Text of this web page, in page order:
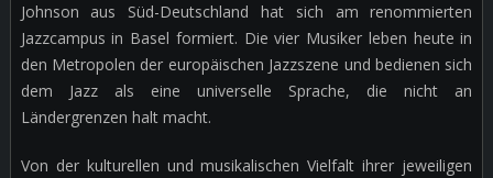
Johnson aus Süd-Deutschland hat sich am renommierten
Jazzcampus in Basel formiert. Die vier Musiker leben heute in
den Metropolen der europäischen Jazzszene und bedienen sich
dem Jazz als eine universelle Sprache, die nicht an
Ländergrenzen halt macht.
Von der kulturellen und musikalischen Vielfalt ihrer jeweiligen